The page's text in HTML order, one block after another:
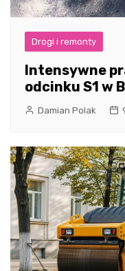
Drogi i remonty
Intensywne
odcinku S1 w
Damian Polak